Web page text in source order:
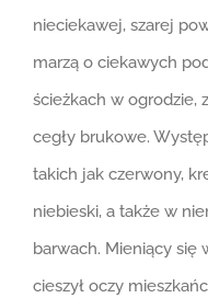
nieciekawej, szarej
marzą o ciekawych
ścieżkach w ogrodzie,
cegły brukowe.
takich jak czerwony,
niebieski, a także w
barwach. Mieniący się
cieszył oczy